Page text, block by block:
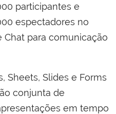
participantes e
espectadores no
Chat para comunicação
Sheets, Slides e Forms
conjunta de
em tempo